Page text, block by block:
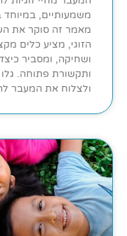
משמעותיים,
מאמר זה סוקר את
הזוגי, מציע כלים
ושחיקה, ומסביר
ותקשורת פתוחה.
ולצלוח את המעבר